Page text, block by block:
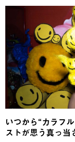
いつから“カラフ
ストが思う真っ当